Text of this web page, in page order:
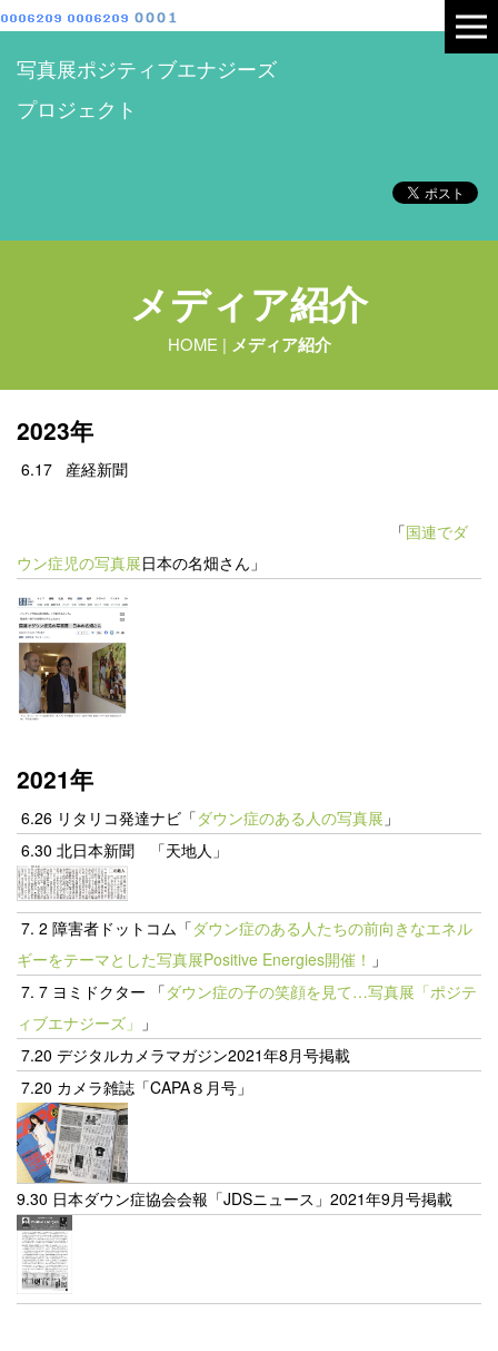
写真展ポジティブエナジーズ
プロジェクト
メディア紹介
HOME | メディア紹介
2023年
6.17 産経新聞
「国連でダ
ウン症児の写真展日本の名畑さん」
2021年
6.26 リタリコ発達ナビ「ダウン症のある人の写真展 」
6.30 北日本新聞 「天地人」
7. 2 障害者ドットコム「ダウン症のある人たちの前向きなエネル
ギーをテーマとした写真展Positive Energies開催！ 」
7. 7 ヨミドクター 「ダウン症の子の笑顔を見て…写真展「ポジテ
ィブエナジーズ」
」
7.20 デジタルカメラマガジン2021年8月号掲載
7.20 カメラ雑誌「CAPA８月号」
9.30 日本ダウン症協会会報「JDSニュース」2021年9月号掲載